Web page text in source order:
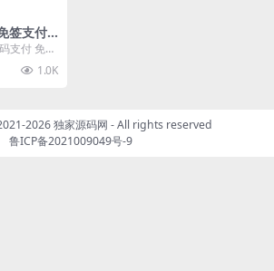
签支付
支付 免签
服务集成
1.0K
2026独家源码网 - All rights reserved
鲁ICP备2021009049号-9